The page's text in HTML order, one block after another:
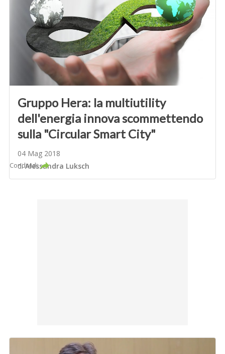
Gruppo Hera: la multiutility
dell'energia innova scommettendo
sulla "Circular Smart City"
04 Mag 2018
diAlessandra Luksch
Condividi